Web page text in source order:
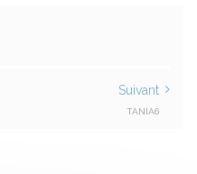
Suivant
TANIA6